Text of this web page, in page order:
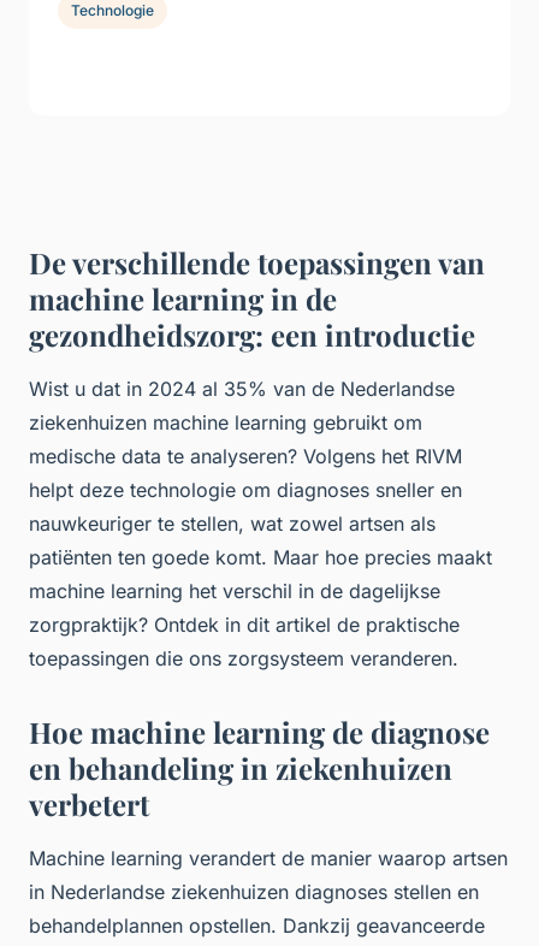
De verschillende toepassingen van
machine learning in de
gezondheidszorg: een introductie
Wist u dat in 2024 al 35% van de Nederlandse
ziekenhuizen machine learning gebruikt om
medische data te analyseren? Volgens het RIVM
helpt deze technologie om diagnoses sneller en
nauwkeuriger te stellen, wat zowel artsen als
patiënten ten goede komt. Maar hoe precies maakt
machine learning het verschil in de dagelijkse
zorgpraktijk? Ontdek in dit artikel de praktische
toepassingen die ons zorgsysteem veranderen.
Hoe machine learning de diagnose
en behandeling in ziekenhuizen
verbetert
Machine learning verandert de manier waarop artsen
in Nederlandse ziekenhuizen diagnoses stellen en
behandelplannen opstellen. Dankzij geavanceerde
Technologie